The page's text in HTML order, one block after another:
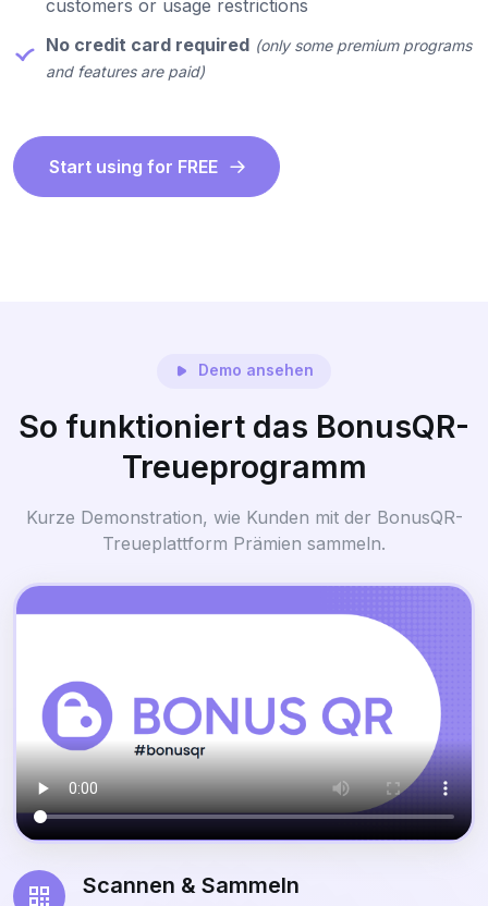
customers or usage restrictions
No credit card required (only some premium programs
and features are paid)
Start using for FREE
Demo ansehen
So funktioniert das BonusQR-
Treueprogramm
Kurze Demonstration, wie Kunden mit der BonusQR-
Treueplattform Prämien sammeln.
Scannen & Sammeln